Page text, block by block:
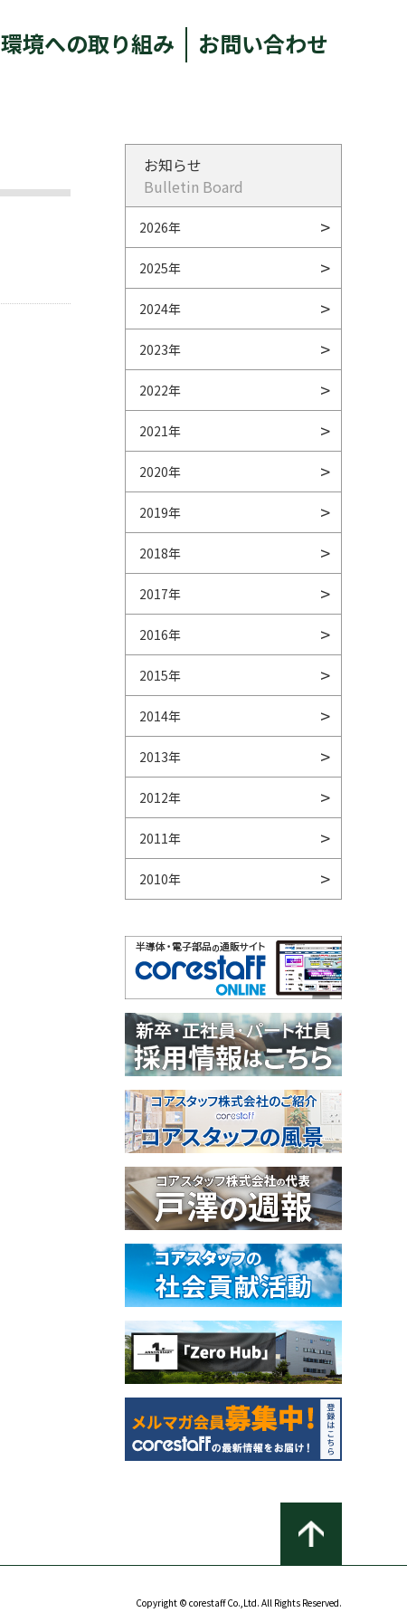
環境への取り組み お問い合わせ
お知らせ
Bulletin Board
2026年
2025年
2024年
2023年
2022年
2021年
2020年
2019年
2018年
2017年
2016年
2015年
2014年
2013年
2012年
2011年
2010年
Copyright © corestaff Co.,Ltd. All Rights Reserved.